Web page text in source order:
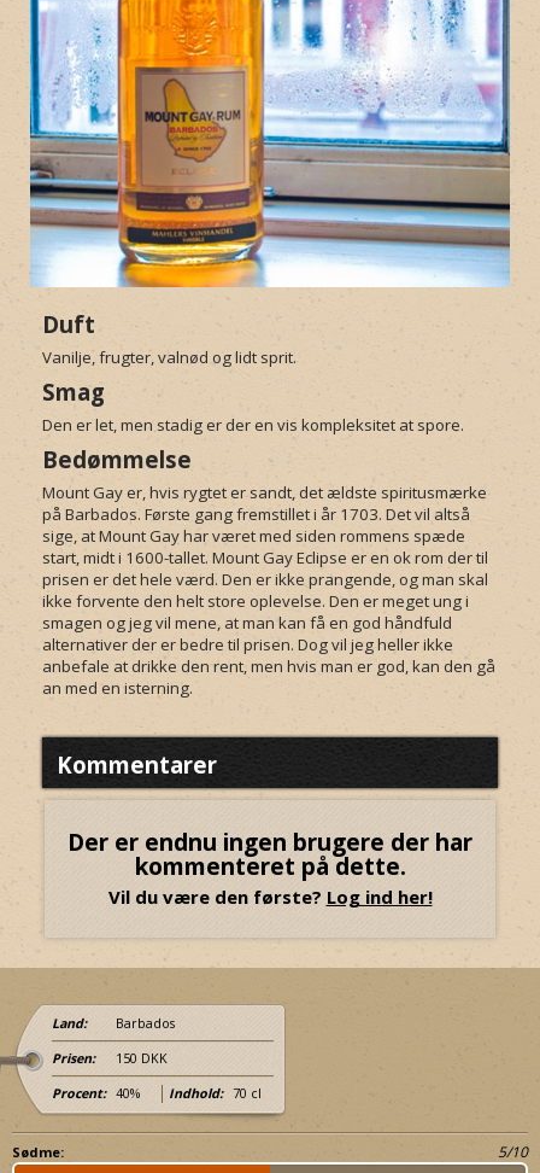
Duft
Vanilje, frugter, valnød og lidt sprit.
Smag
Den er let, men stadig er der en vis kompleksitet at spore.
Bedømmelse
Mount Gay er, hvis rygtet er sandt, det ældste spiritusmærke
på Barbados. Første gang fremstillet i år 1703. Det vil altså
sige, at Mount Gay har været med siden rommens spæde
start, midt i 1600-tallet. Mount Gay Eclipse er en ok rom der til
prisen er det hele værd. Den er ikke prangende, og man skal
ikke forvente den helt store oplevelse. Den er meget ung i
smagen og jeg vil mene, at man kan få en god håndfuld
alternativer der er bedre til prisen. Dog vil jeg heller ikke
anbefale at drikke den rent, men hvis man er god, kan den gå
an med en isterning.
Kommentarer
Der er endnu ingen brugere der har
kommenteret på dette.
Vil du være den første? Log ind her!
Land: Barbados
Prisen: 150 DKK
Procent: 40% Indhold: 70 cl
Sødme: 5/10